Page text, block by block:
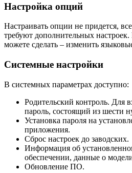
Настройка опций
Настраивать опции не придется,
требуют дополнительных
можете сделать – изменить
Системные настройки
В системных параметрах доступно:
Родительский контроль. Для
пароль, состоящий из шести
Установка пароля на
приложения.
Сброс настроек до заводских.
Информация об
обеспечении, данные о
Обновление ПО.